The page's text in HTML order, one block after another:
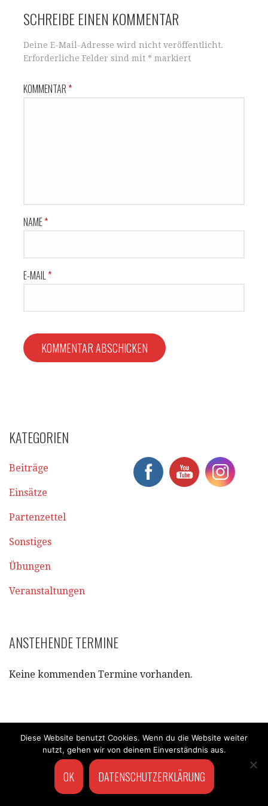
SCHREIBE EINEN KOMMENTAR
Deine E-Mail-Adresse wird nicht veröffentlicht.
Erforderliche Felder sind mit * markiert
KOMMENTAR*
NAME*
E-MAIL*
KATEGORIEN
Beiträge
Einsätze
Partenzettel
Sonstiges
Übungen
Veranstaltungen
ANSTEHENDE TERMINE
Keine kommenden Termine vorhanden.
Datenschutzerklärung
Copyright © 2024 FF Zirking. Alle Rechte vorbehalten.
Diese Website benutzt Cookies. Wenn du die Website weiter
nutzt, gehen wir von deinem Einverständnis aus.
OK DATENSCHUTZERKLÄRUNG